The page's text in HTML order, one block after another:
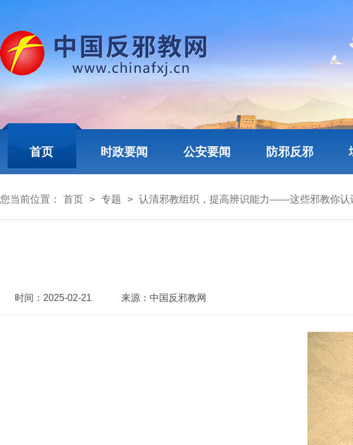
首页 时政要闻 公安要闻 防邪反邪
您当前位置： 首页 > 专题 > 认清邪教组织，提高辨识能力——这些邪教你认
时间： 2025-02-21 来源： 中国反邪教网